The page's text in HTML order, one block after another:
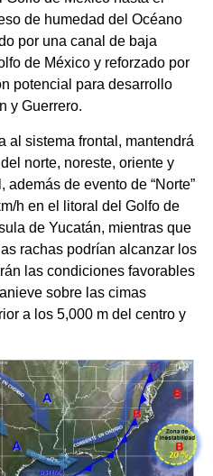
de humedad del Océano
por una canal de baja
de México y reforzado por
potencial para desarrollo
y Guerrero.
al sistema frontal, mantendrá
norte, noreste, oriente y
de evento de “Norte”
h en el litoral del Golfo de
de Yucatán, mientras que
rachas podrían alcanzar los
las condiciones favorables
sobre las cimas
a los 5,000 m del centro y